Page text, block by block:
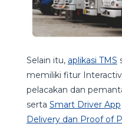
Selain itu, aplikasi TMS
memiliki fitur
pelacakan dan
serta Smart Driver App
Delivery dan Proof of